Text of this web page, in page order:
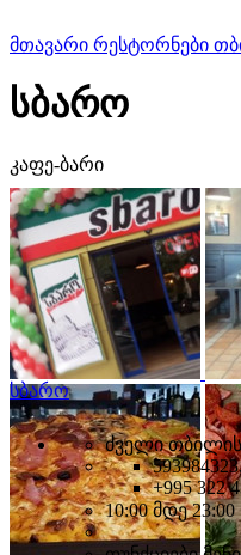
მთავარი რესტორნები
სბარო
კაფე-ბარი
სბარო
ძველი
+995 322
10:00 მდე